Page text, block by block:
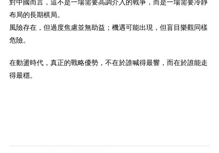
對中國而言，這不是一場需要高調介入的戰爭，而是一場需要冷靜
布局的長期棋局。
風險存在，但過度焦慮並無助益；機遇可能出現，但盲目樂觀同樣
危險。
在動盪時代，真正的戰略優勢，不在於誰喊得最響，而在於誰能走
得最穩。